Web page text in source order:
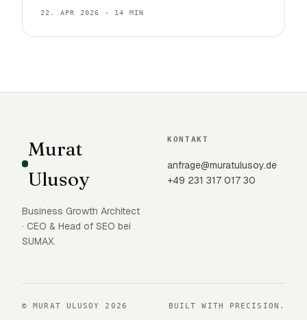
22. APR 2026 · 14 MIN
Murat
Ulusoy
Business Growth Architect
· CEO & Head of SEO bei
SUMAX.
KONTAKT
anfrage@muratulusoy.de
+49 231 317 017 30
© MURAT ULUSOY 2026 BUILT WITH PRECISION.